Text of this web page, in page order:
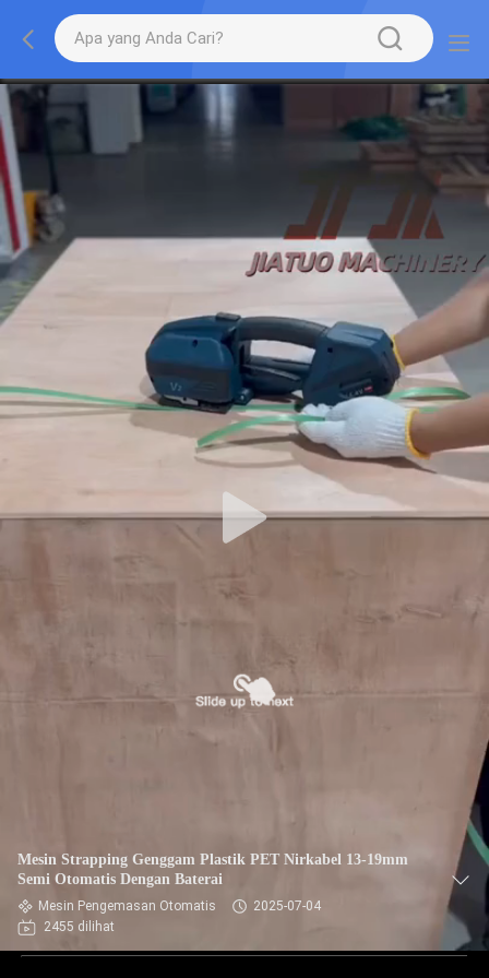
Mesin Strapping Genggam Plastik PET Nirkabel 13-19mm
Semi Otomatis Dengan Baterai
Mesin Pengemasan Otomatis
2025-07-04
2455 dilihat